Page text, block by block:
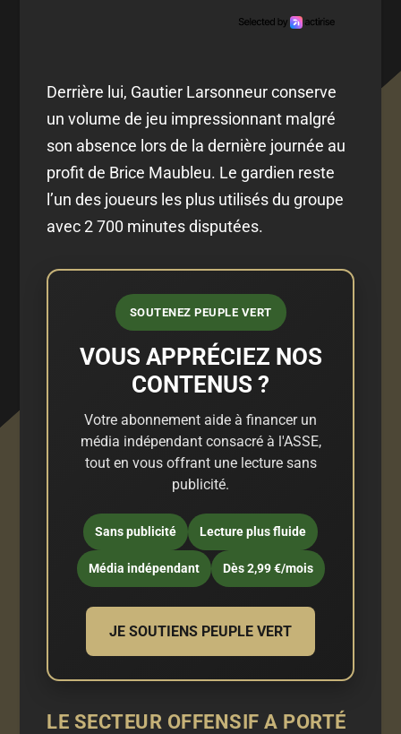
Derrière lui, Gautier Larsonneur conserve
un volume de jeu impressionnant malgré
son absence lors de la dernière journée au
profit de Brice Maubleu. Le gardien reste
l’un des joueurs les plus utilisés du groupe
avec 2 700 minutes disputées.
SOUTENEZ PEUPLE VERT
VOUS APPRÉCIEZ NOS
CONTENUS ?
Votre abonnement aide à financer un
média indépendant consacré à l'ASSE,
tout en vous offrant une lecture sans
publicité.
Sans publicité Lecture plus fluide
Média indépendant Dès 2,99 €/mois
JE SOUTIENS PEUPLE VERT
LE SECTEUR OFFENSIF A PORTÉ